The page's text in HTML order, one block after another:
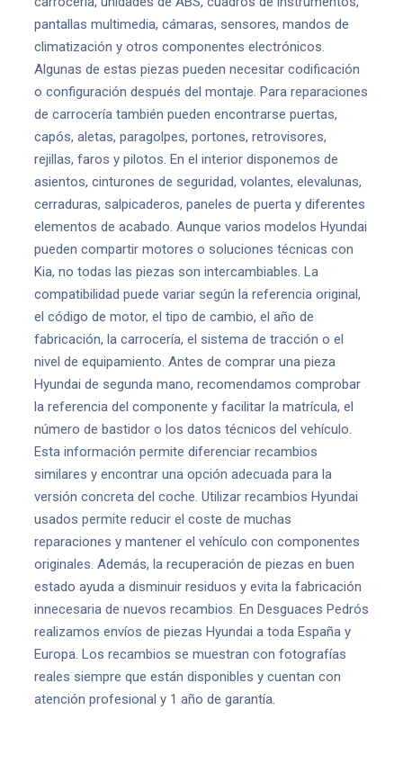
pantallas multimedia, cámaras, sensores, mandos de
climatización y otros componentes electrónicos.
Algunas de estas piezas pueden necesitar codificación
o configuración después del montaje. Para reparaciones
de carrocería también pueden encontrarse puertas,
capós, aletas, paragolpes, portones, retrovisores,
rejillas, faros y pilotos. En el interior disponemos de
asientos, cinturones de seguridad, volantes, elevalunas,
cerraduras, salpicaderos, paneles de puerta y diferentes
elementos de acabado. Aunque varios modelos Hyundai
pueden compartir motores o soluciones técnicas con
Kia, no todas las piezas son intercambiables. La
compatibilidad puede variar según la referencia original,
el código de motor, el tipo de cambio, el año de
fabricación, la carrocería, el sistema de tracción o el
nivel de equipamiento. Antes de comprar una pieza
Hyundai de segunda mano, recomendamos comprobar
la referencia del componente y facilitar la matrícula, el
número de bastidor o los datos técnicos del vehículo.
Esta información permite diferenciar recambios
similares y encontrar una opción adecuada para la
versión concreta del coche. Utilizar recambios Hyundai
usados permite reducir el coste de muchas
reparaciones y mantener el vehículo con componentes
originales. Además, la recuperación de piezas en buen
estado ayuda a disminuir residuos y evita la fabricación
innecesaria de nuevos recambios. En Desguaces Pedrós
realizamos envíos de piezas Hyundai a toda España y
Europa. Los recambios se muestran con fotografías
reales siempre que están disponibles y cuentan con
atención profesional y 1 año de garantía.